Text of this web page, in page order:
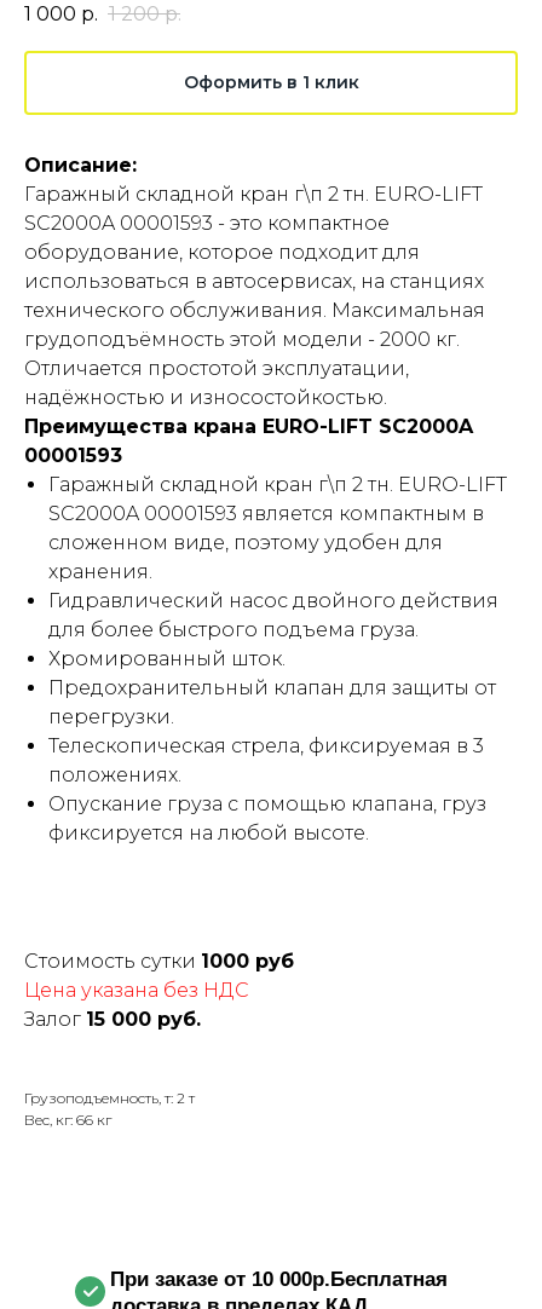
1 000 р. 1 200 р.
Оформить в 1 клик
Описание:
Гаражный складной кран г\п 2 тн. EURO-LIFT
SC2000A 00001593 - это компактное
оборудование, которое подходит для
использоваться в автосервисах, на станциях
технического обслуживания. Максимальная
грудоподъёмность этой модели - 2000 кг.
Отличается простотой эксплуатации,
надёжностью и износостойкостью.
Преимущества крана EURO-LIFT SC2000A
00001593
Гаражный складной кран г\п 2 тн. EURO-LIFT
SC2000A 00001593 является компактным в
сложенном виде, поэтому удобен для
хранения.
Гидравлический насос двойного действия
для более быстрого подъема груза.
Хромированный шток.
Предохранительный клапан для защиты от
перегрузки.
Телескопическая стрела, фиксируемая в 3
положениях.
Опускание груза с помощью клапана, груз
фиксируется на любой высоте.
Стоимость сутки 1000 руб
Цена указана без НДС
Залог 15 000 руб.
Грузоподъемность, т: 2 т
Вес, кг: 66 кг
При заказе от 10 000р.Бесплатная